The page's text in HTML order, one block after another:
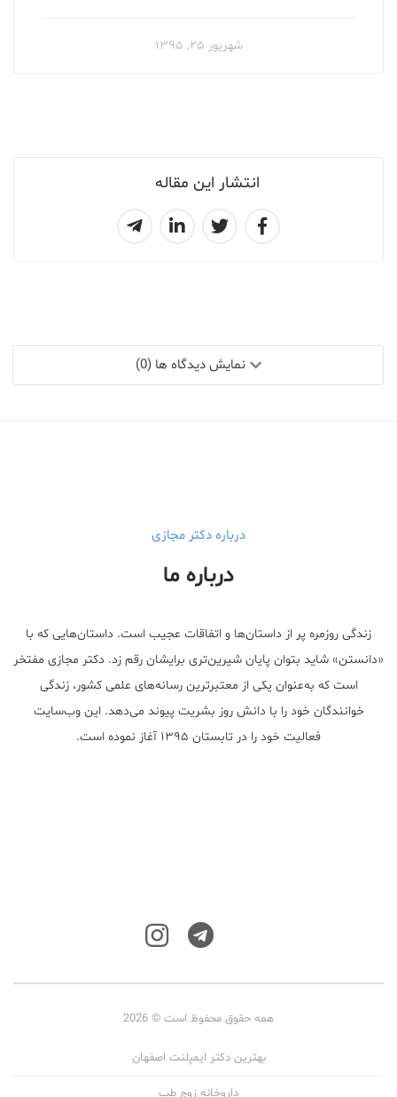
انتشار این مقاله
شهریور ۲۵, ۱۳۹۵
نمایش دیدگاه ها (0)
درباره دکتر مجازی
درباره ما
زندگی روزمره پر از داستان‌ها و اتفاقات عجیب است. داستان‌هایی که با
«دانستن» شاید بتوان پایان شیرین‌تری برایشان رقم زد. دکتر مجازی مفتخر
است که به‌عنوان یکی از معتبر‌ترین رسانه‌های علمی کشور، زندگی
خوانندگان خود را با دانش روز بشریت پیوند می‌دهد. این وب‌سایت
فعالیت خود را در تابستان ۱۳۹۵ آغاز نموده است.
همه حقوق محفوظ است © 2026
بهترین دکتر ایمپلنت اصفهان
داروخانه زوج طب